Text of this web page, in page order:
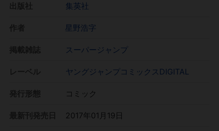
集英社
星野浩字
スーパージャンプ
ヤングジャンプコミックスDIGITAL
コミック
2017年01月19日